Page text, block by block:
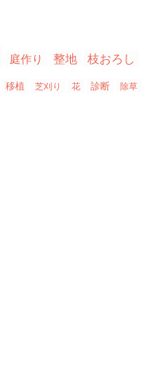
庭作り 整地 枝おろし
移植 芝刈り 花 診断 除草